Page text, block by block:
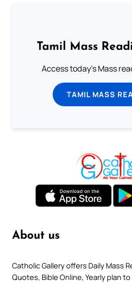
Tamil Mass
Access today's Mass
TAMIL MASS
About us
Catholic Gallery offers Daily Mass
Quotes, Bible Online, Yearly plan